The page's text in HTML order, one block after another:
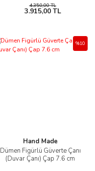
4.350,00 TL
3.915,00 TL
Hand Made
Dümen Figürlü Güverte Çanı
(Duvar Çanı) Çap 7.6 cm
%10